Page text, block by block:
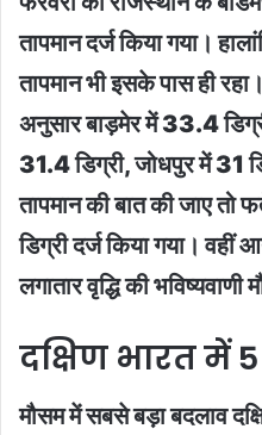
तापमान दर्ज किया गया।
तापमान भी इसके पास ही
अनुसार बाड़मेर में 33.4
31.4 डिग्री, जोधपुर में 31
तापमान की बात की जाए
डिग्री दर्ज किया गया। वहीं
लगातार वृद्धि की भविष्यवाणी
दक्षिण भारत में
मौसम में सबसे बड़ा बदलाव